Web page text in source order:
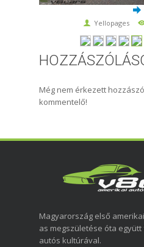
Yellopages
Még nem érkezett
kommentelő!
Magyarország első
as megszületése óta
autós kultúrával.